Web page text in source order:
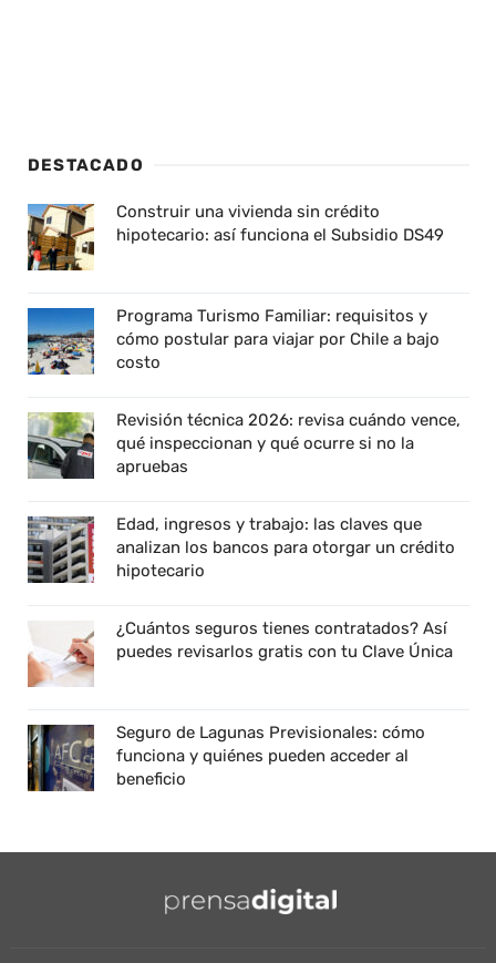
DESTACADO
Construir una vivienda sin crédito
hipotecario: así funciona el Subsidio DS49
Programa Turismo Familiar: requisitos y
cómo postular para viajar por Chile a bajo
costo
Revisión técnica 2026: revisa cuándo vence,
qué inspeccionan y qué ocurre si no la
apruebas
Edad, ingresos y trabajo: las claves que
analizan los bancos para otorgar un crédito
hipotecario
¿Cuántos seguros tienes contratados? Así
puedes revisarlos gratis con tu Clave Única
Seguro de Lagunas Previsionales: cómo
funciona y quiénes pueden acceder al
beneficio